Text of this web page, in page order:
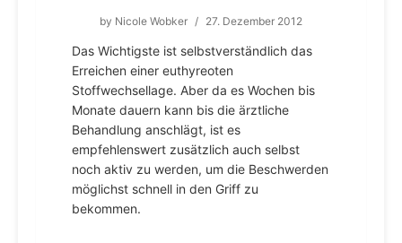
by Nicole Wobker / 27. Dezember 2012
Das Wichtigste ist selbstverständlich das
Erreichen einer euthyreoten
Stoffwechsellage. Aber da es Wochen bis
Monate dauern kann bis die ärztliche
Behandlung anschlägt, ist es
empfehlenswert zusätzlich auch selbst
noch aktiv zu werden, um die Beschwerden
möglichst schnell in den Griff zu
bekommen.